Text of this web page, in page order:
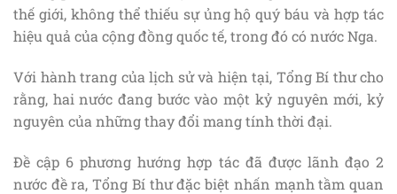
thế giới, không thể thiếu sự ủng hộ quý báu và hợp tác
hiệu quả của cộng đồng quốc tế, trong đó có nước Nga.
Với hành trang của lịch sử và hiện tại, Tổng Bí thư cho
rằng, hai nước đang bước vào một kỷ nguyên mới, kỷ
nguyên của những thay đổi mang tính thời đại.
Đề cập 6 phương hướng hợp tác đã được lãnh đạo 2
nước đề ra, Tổng Bí thư đặc biệt nhấn mạnh tầm quan